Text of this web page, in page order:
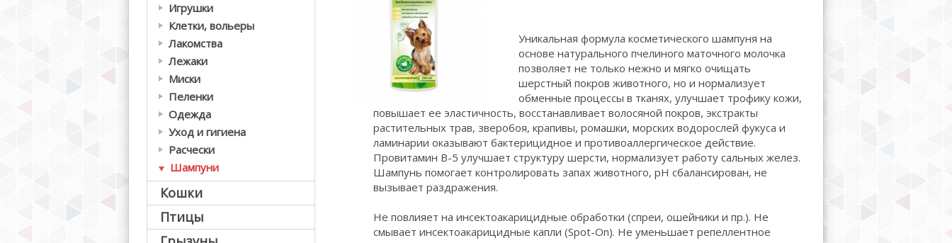
Игрушки
Клетки, вольеры
Лакомства
Лежаки
Миски
Пеленки
Одежда
Уход и гигиена
Расчески
Шампуни
Кошки
Птицы
Уникальная формула косметического шампуня на
основе натурального пчелиного маточного молочка
позволяет не только нежно и мягко очищать
шерстный покров животного, но и нормализует
обменные процессы в тканях, улучшает трофику кожи,
повышает ее эластичность, восстанавливает волосяной покров, экстракты
растительных трав, зверобоя, крапивы, ромашки, морских водорослей фукуса и
ламинарии оказывают бактерицидное и противоаллергическое действие.
Провитамин В-5 улучшает структуру шерсти, нормализует работу сальных желез.
Шампунь помогает контролировать запах животного, рН сбалансирован, не
вызывает раздражения.
Не повлияет на инсектоакарицидные обработки (спреи, ошейники и пр.). Не
смывает инсектоакарицидные капли (Spot-On). Не уменьшает репеллентное